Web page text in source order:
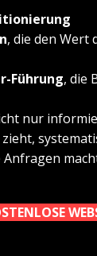
, die den Wert
Führung, die
nur